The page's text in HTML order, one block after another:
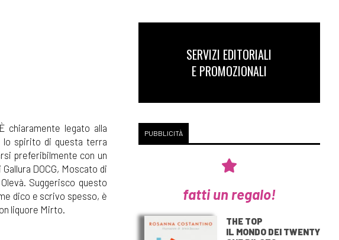
chiaramente legato alla
lo spirito di questa terra
preferibilmente con un
DOCG, Moscato di
Suggerisco questo
dico e scrivo spesso, è
liquore Mirto.
SERVIZI EDITORIALI
E PROMOZIONALI
PUBBLICITÀ
fatti un regalo!
THE TOP
IL MONDO DEI TWENTY